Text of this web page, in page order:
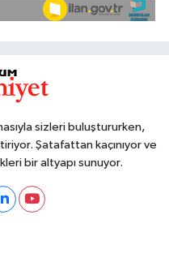
sizleri buluştururken,
Şatafattan kaçınıyor ve
bir altyapı sunuyor.